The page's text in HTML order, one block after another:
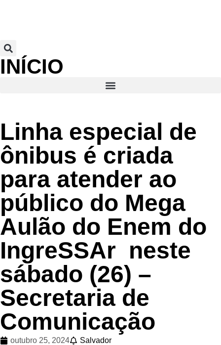
INÍCIO
Linha especial de
ônibus é criada
para atender ao
público do Mega
Aulão do Enem do
IngreSSAr neste
sábado (26) –
Secretaria de
Comunicação
outubro 25, 2024 Salvador